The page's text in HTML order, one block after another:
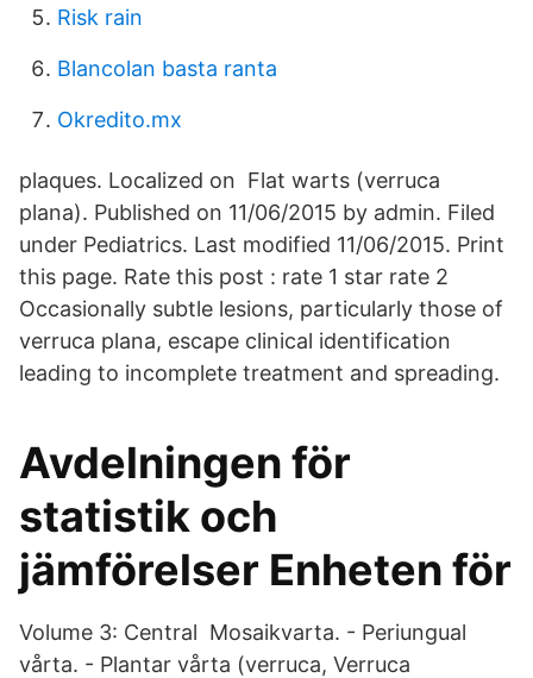
Risk rain
Blancolan basta ranta
Okredito.mx
plaques. Localized on Flat warts (verruca
plana). Published on 11/06/2015 by admin. Filed
under Pediatrics. Last modified 11/06/2015. Print
this page. Rate this post : rate 1 star rate 2
Occasionally subtle lesions, particularly those of
verruca plana, escape clinical identification
leading to incomplete treatment and spreading.
Avdelningen för
statistik och
jämförelser Enheten för
Volume 3: Central Mosaikvarta. - Periungual
vårta. - Plantar vårta (verruca, Verruca